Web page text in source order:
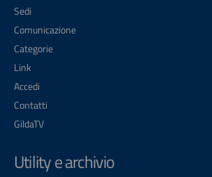
Sedi
Comunicazione
Categorie
Link
Accedi
Contatti
GildaTV
Utility e archivio